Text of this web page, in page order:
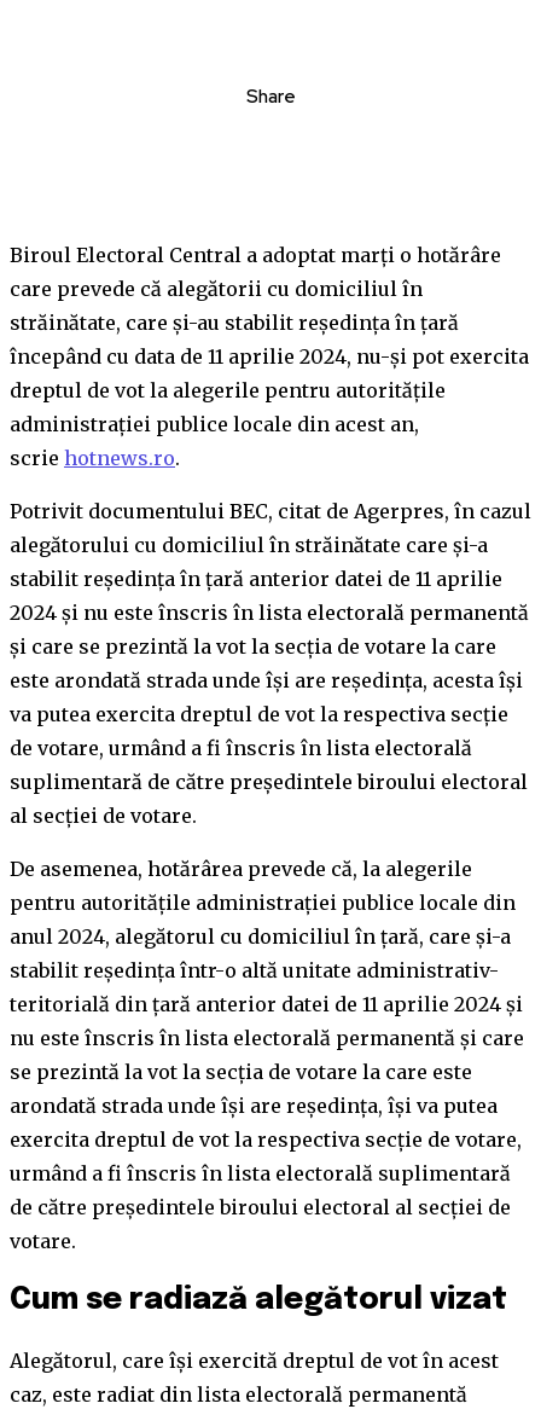
Share
Biroul Electoral Central a adoptat marţi o hotărâre
care prevede că alegătorii cu domiciliul în
străinătate, care şi-au stabilit reşedinţa în ţară
începând cu data de 11 aprilie 2024, nu-şi pot exercita
dreptul de vot la alegerile pentru autorităţile
administraţiei publice locale din acest an,
scrie hotnews.ro.
Potrivit documentului BEC, citat de Agerpres, în cazul
alegătorului cu domiciliul în străinătate care şi-a
stabilit reşedinţa în ţară anterior datei de 11 aprilie
2024 şi nu este înscris în lista electorală permanentă
şi care se prezintă la vot la secţia de votare la care
este arondată strada unde îşi are reşedinţa, acesta îşi
va putea exercita dreptul de vot la respectiva secţie
de votare, urmând a fi înscris în lista electorală
suplimentară de către preşedintele biroului electoral
al secţiei de votare.
De asemenea, hotărârea prevede că, la alegerile
pentru autorităţile administraţiei publice locale din
anul 2024, alegătorul cu domiciliul în ţară, care şi-a
stabilit reşedinţa într-o altă unitate administrativ-
teritorială din ţară anterior datei de 11 aprilie 2024 şi
nu este înscris în lista electorală permanentă şi care
se prezintă la vot la secţia de votare la care este
arondată strada unde îşi are reşedinţa, îşi va putea
exercita dreptul de vot la respectiva secţie de votare,
urmând a fi înscris în lista electorală suplimentară
de către preşedintele biroului electoral al secţiei de
votare.
Cum se radiază alegătorul vizat
Alegătorul, care îşi exercită dreptul de vot în acest
caz, este radiat din lista electorală permanentă